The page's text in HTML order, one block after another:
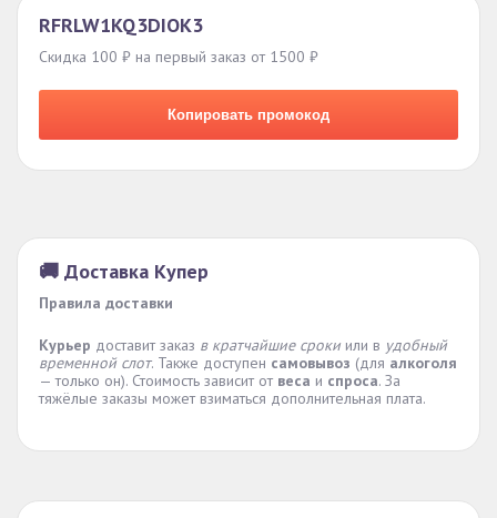
RFRLW1KQ3DIOK3
Скидка 100 ₽ на первый заказ от 1500 ₽
Копировать промокод
🚚 Доставка Купер
Правила доставки
Курьер доставит заказ в кратчайшие сроки или в удобный
временной слот. Также доступен самовывоз (для алкоголя
— только он). Стоимость зависит от веса и спроса. За
тяжёлые заказы может взиматься дополнительная плата.